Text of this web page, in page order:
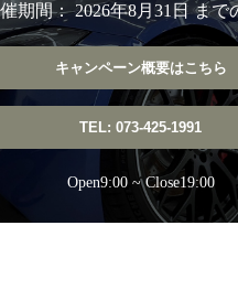
期間： 2026年8月31日 まで
キャンペーン概要はこちら
TEL: 073-425-1991
Open9:00 ~ Close19:00